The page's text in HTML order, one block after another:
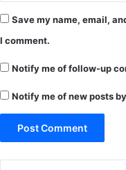
Save my name, email,
I comment.
Notify me of follow-up
Notify me of new posts